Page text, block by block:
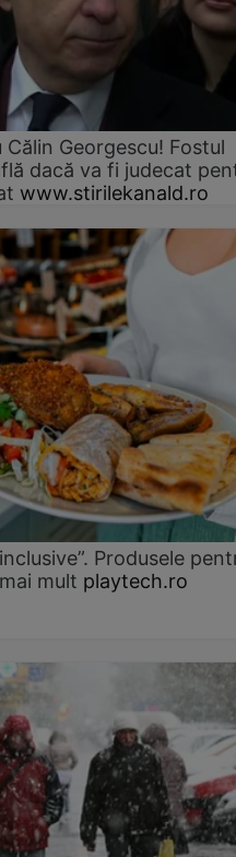
Călin Georgescu! Fostul
dacă va fi judecat
www.stirilekanald.ro
Produsele
mult playtech.ro